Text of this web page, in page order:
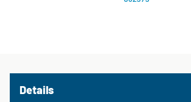
Details